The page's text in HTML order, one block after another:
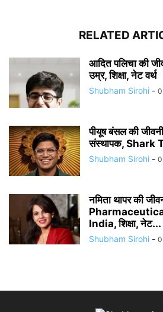
RELATED
आदित पलिचा की
उम्र, शिक्षा, नेट वर्थ
Shubham Sirohi -
पीयूष बंसल की
संस्थापक, Shark
Shubham Sirohi -
नमिता थापर की
India, शिक्षा, नेट...
Shubham Sirohi -